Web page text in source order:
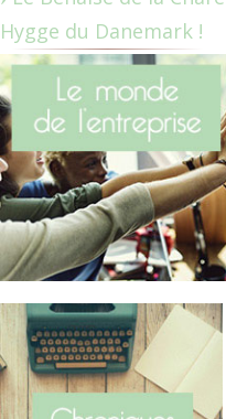
Hygge du Danemark !